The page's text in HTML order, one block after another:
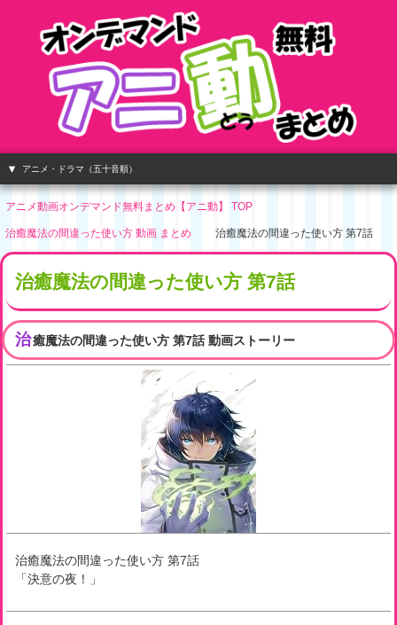
アニメ・ドラマ（五十音順）
アニメ動画オンデマンド無料まとめ【アニ動】 TOP
治癒魔法の間違った使い方 動画 まとめ 治癒魔法の間違った使い方 第7話
治癒魔法の間違った使い方 第7話
治癒魔法の間違った使い方 第7話 動画ストーリー
治癒魔法の間違った使い方 第7話
「決意の夜！ 」